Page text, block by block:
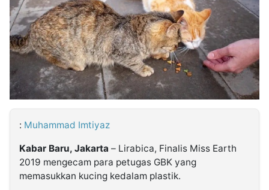
Insight
NTB
Suara
Time
Lens
IDN
Daily
Jogja
Jalan
Rakyat
Idealita
News
Kita
Notice
Dinamikapost.com
Radar
Baru
Seedbacklink
Follow
Kabarbaru
: Muhammad Imtiyaz
Kabar Baru, Jakarta – Lirabica, Finalis Miss Earth
2019 mengecam para petugas GBK yang
memasukkan kucing kedalam plastik.